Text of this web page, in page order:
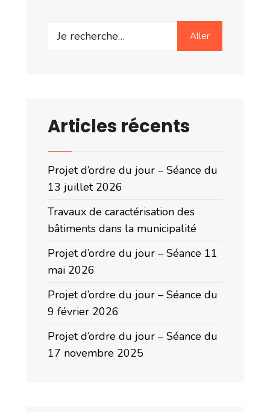
Search
Aller
Articles récents
Projet d’ordre du jour – Séance du
13 juillet 2026
Travaux de caractérisation des
bâtiments dans la municipalité
Projet d’ordre du jour – Séance 11
mai 2026
Projet d’ordre du jour – Séance du
9 février 2026
Projet d’ordre du jour – Séance du
17 novembre 2025